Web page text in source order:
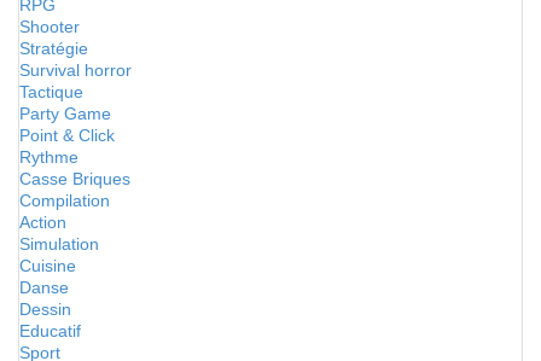
RPG
Shooter
Stratégie
Survival horror
Tactique
Party Game
Point & Click
Rythme
Casse Briques
Compilation
Action
Simulation
Cuisine
Danse
Dessin
Educatif
Sport